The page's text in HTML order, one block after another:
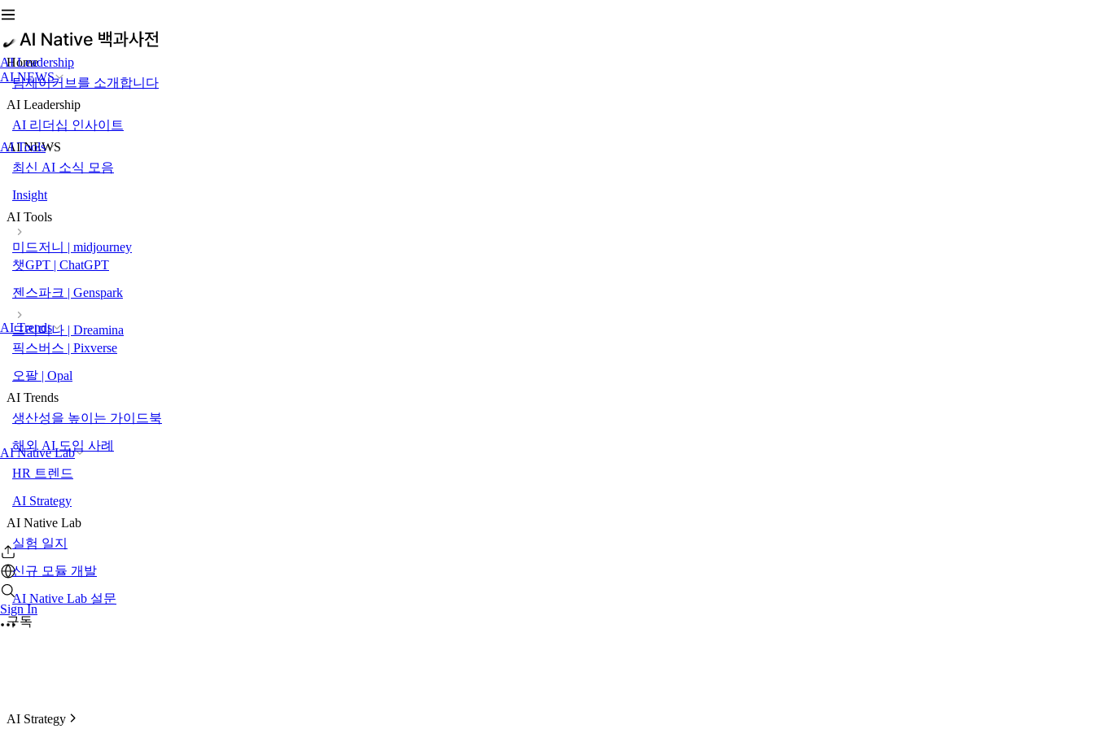
AI Leadership
AI NEWS
AI Tools
AI Trends
AI Native Lab
Sign In
Home
팀제이커브를 소개합니다
AI Leadership
AI 리더십 인사이트
AI NEWS
최신 AI 소식 모음
Insight
AI Tools
미드저니 | midjourney
챗GPT | ChatGPT
젠스파크 | Genspark
드리미나 | Dreamina
픽스버스 | Pixverse
오팔 | Opal
AI Trends
생산성을 높이는 가이드북
해외 AI 도입 사례
HR 트렌드
AI Strategy
AI Native Lab
실험 일지
신규 모듈 개발
AI Native Lab 설문
구독
AI Strategy